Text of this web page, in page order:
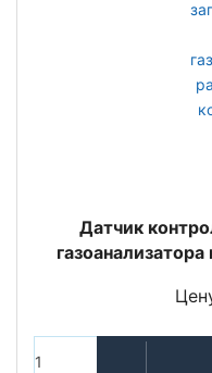
Датчик